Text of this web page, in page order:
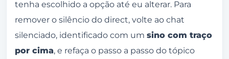
tenha escolhido a opção até eu alterar. Para
remover o silêncio do direct, volte ao chat
silenciado, identificado com um sino com traço
por cima, e refaça o passo a passo do tópico